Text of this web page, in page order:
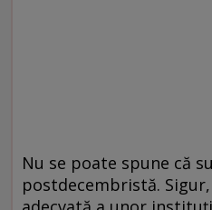
Nu se poate spune că
postdecembristă.